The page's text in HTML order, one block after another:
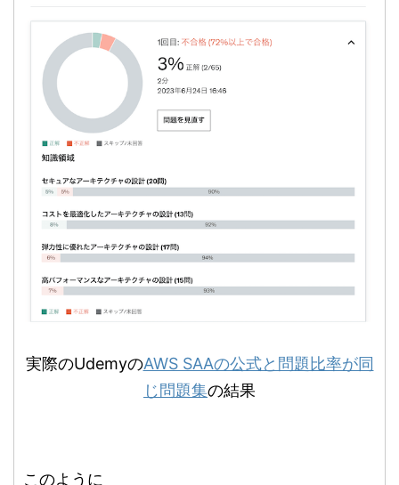
実際のUdemyのAWS SAAの公式と問題比率が同
じ問題集の結果
このように